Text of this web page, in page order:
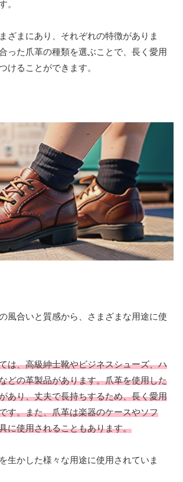
。
ざまにあり、それぞれの特徴がありま
った爪革の種類を選ぶことで、長く愛用
けることができます。
風合いと質感から、さまざまな用途に使
は、高級紳士靴やビジネスシューズ、ハ
どの革製品があります。爪革を使用した
あり、丈夫で長持ちするため、長く愛用
す。また、爪革は楽器のケースやソフ
に使用されることもあります。
生かした様々な用途に使用されていま